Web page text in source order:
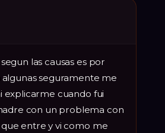
las causas es por
seguramente me
explicarme cuando fui
con un problema con
que entre y vi como me